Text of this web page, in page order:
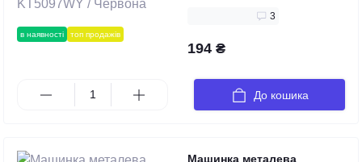
в наявності топ продажів
3
194 ₴
До кошика
Машинка металева